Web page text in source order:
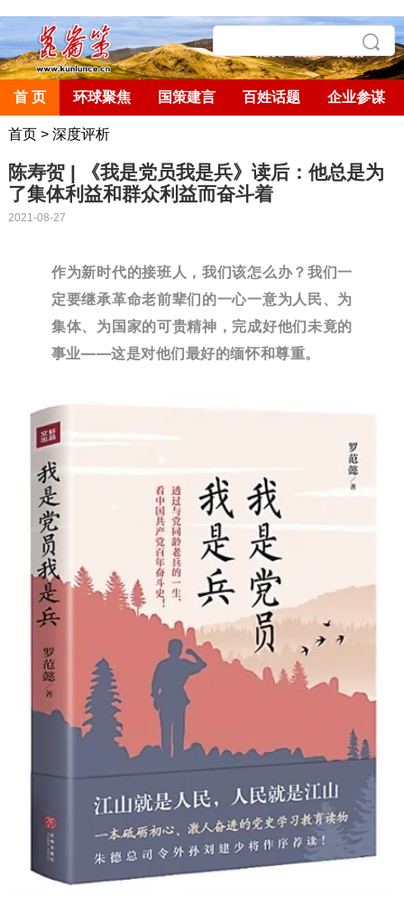
首 页 环球聚焦 国策建言 百姓话题 企业参谋
首页> 深度评析
陈寿贺 | 《我是党员我是兵》读后：他总是为
了集体利益和群众利益而奋斗着
2021-08-27
作为新时代的接班人，我们该怎么办？我们一
定要继承革命老前辈们的一心一意为人民、为
集体、为国家的可贵精神，完成好他们未竟的
事业——这是对他们最好的缅怀和尊重。